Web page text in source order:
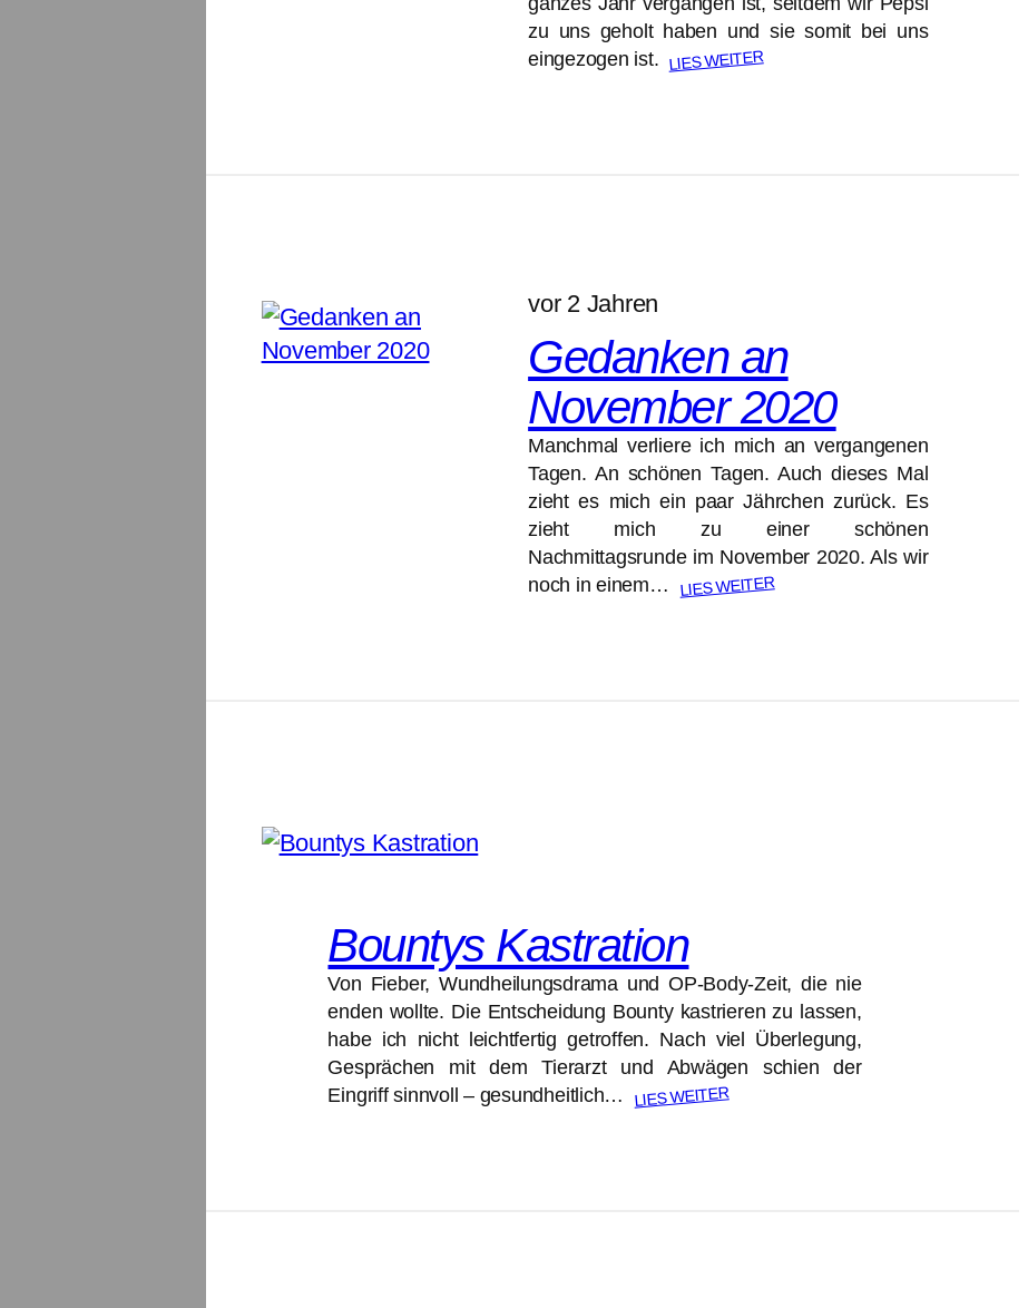
zu uns geholt haben und sie somit bei uns
eingezogen ist. LIES WEITER
vor 2 Jahren
Gedanken an
November 2020
Manchmal verliere ich mich an vergangenen
Tagen. An schönen Tagen. Auch dieses Mal
zieht es mich ein paar Jährchen zurück. Es
zieht mich zu einer schönen
Nachmittagsrunde im November 2020. Als wir
noch in einem… LIES WEITER
Bountys Kastration
Von Fieber, Wundheilungsdrama und OP-Body-Zeit, die nie
enden wollte. Die Entscheidung Bounty kastrieren zu lassen,
habe ich nicht leichtfertig getroffen. Nach viel Überlegung,
Gesprächen mit dem Tierarzt und Abwägen schien der
Eingriff sinnvoll – gesundheitlich… LIES WEITER